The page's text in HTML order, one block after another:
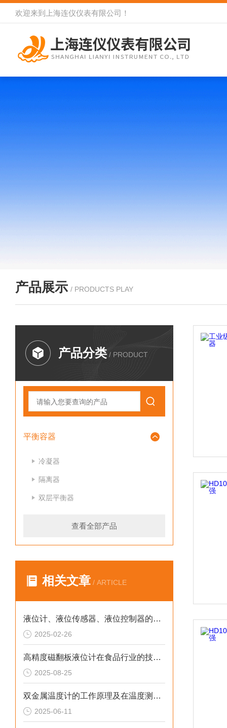
欢迎来到 上海连仪仪表有限公司 ！
产品展示 / PRODUCTS PLAY
产品分类 / PRODUCT
平衡容器
冷凝器
隔离器
双层平衡器
查看全部产品
相关文章 / ARTICLE
液位计、液位传感器、液位控制器的区别是什么？
2025-02-26
高精度磁翻板液位计在食品行业的技术解析与应用原理
2025-08-25
双金属温度计的工作原理及在温度测量中的应用
2025-06-11